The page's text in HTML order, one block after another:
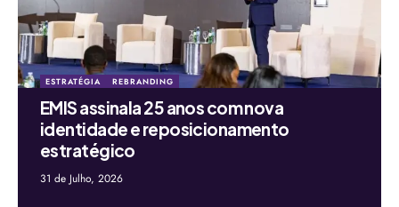
ESTRATÉGIA REBRANDING
EMIS assinala 25 anos com nova
identidade e reposicionamento
estratégico
31 de Julho, 2026